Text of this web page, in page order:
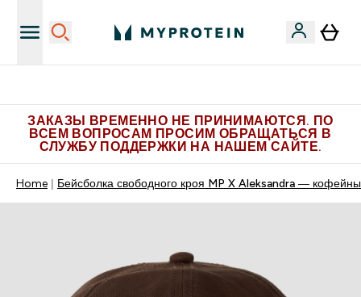
ЗАКАЗЫ ВРЕМЕННО НЕ ПРИНИМАЮТСЯ. ПО
ВСЕМ ВОПРОСАМ ПРОСИМ ОБРАЩАТЬСЯ В
СЛУЖБУ ПОДДЕРЖКИ НА НАШЕМ САЙТЕ.
Home Бейсболка свободного кроя MP X Aleksandra ―